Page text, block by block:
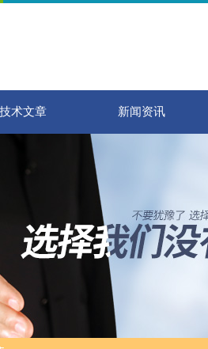
技术文章 新闻资讯